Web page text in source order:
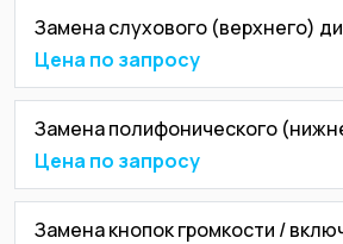
Замена слухового (верхнего)
Цена по запросу
Замена полифонического
Цена по запросу
Замена кнопок громкости /